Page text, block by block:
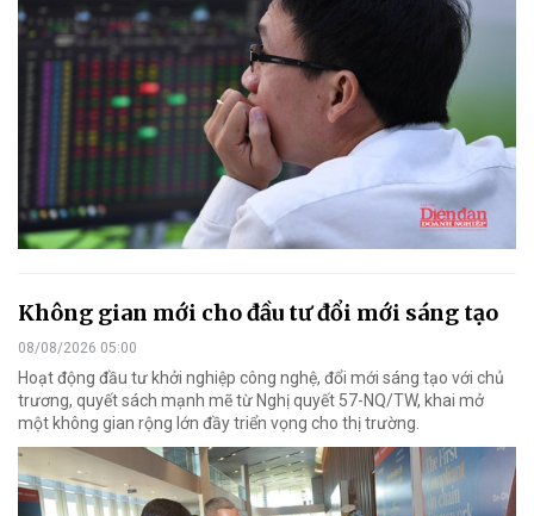
Không gian mới cho đầu tư đổi mới sáng tạo
08/08/2026 05:00
Hoạt động đầu tư khởi nghiệp công nghệ, đổi mới sáng tạo với chủ
trương, quyết sách mạnh mẽ từ Nghị quyết 57-NQ/TW, khai mở
một không gian rộng lớn đầy triển vọng cho thị trường.